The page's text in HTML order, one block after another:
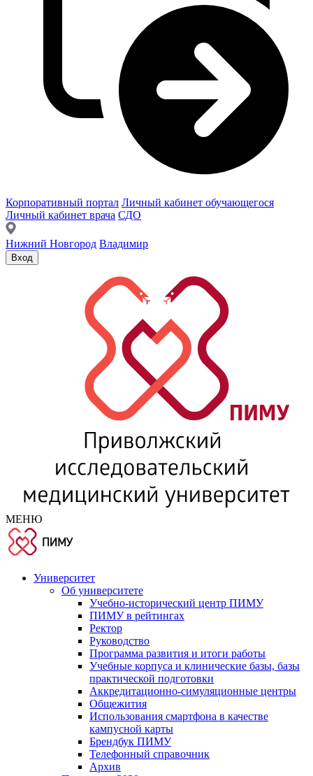
Корпоративный портал Личный кабинет обучающегося
Личный кабинет врача СДО
Нижний Новгород Владимир
Вход
МЕНЮ
Университет
Об университете
Учебно-исторический центр ПИМУ
ПИМУ в рейтингах
Ректор
Руководство
Программа развития и итоги работы
Учебные корпуса и клинические базы, базы
практической подготовки
Аккредитационно-симуляционные центры
Общежития
Использования смартфона в качестве
кампусной карты
Брендбук ПИМУ
Телефонный справочник
Архив